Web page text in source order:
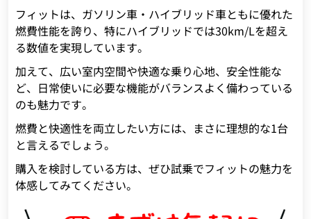
フィットは、ガソリン車・ハイブリッド車ともに優れた
燃費性能を誇り、特にハイブリッドでは30km/Lを超え
る数値を実現しています。
加えて、広い室内空間や快適な乗り心地、安全性能な
ど、日常使いに必要な機能がバランスよく備わっている
のも魅力です。
燃費と快適性を両立したい方には、まさに理想的な1台
と言えるでしょう。
購入を検討している方は、ぜひ試乗でフィットの魅力を
体感してみてください。